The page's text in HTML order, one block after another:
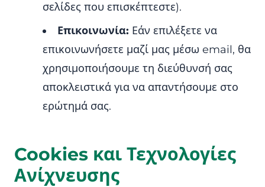
σελίδες που επισκέπτεστε).
Επικοινωνία: Εάν επιλέξετε να
επικοινωνήσετε μαζί μας μέσω email, θα
χρησιμοποιήσουμε τη διεύθυνσή σας
αποκλειστικά για να απαντήσουμε στο
ερώτημά σας.
Cookies και Τεχνολογίες
Ανίχνευσης